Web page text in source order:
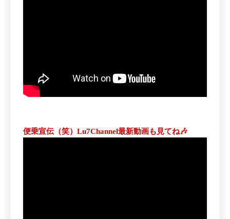
便乗宣伝（笑）Lu7Channel最新動画も見てね🎶